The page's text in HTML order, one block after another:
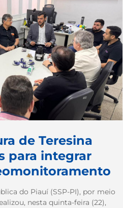
de Teresina
para integrar
do Piauí (SSP-PI), por meio
nesta quinta-feira (22),